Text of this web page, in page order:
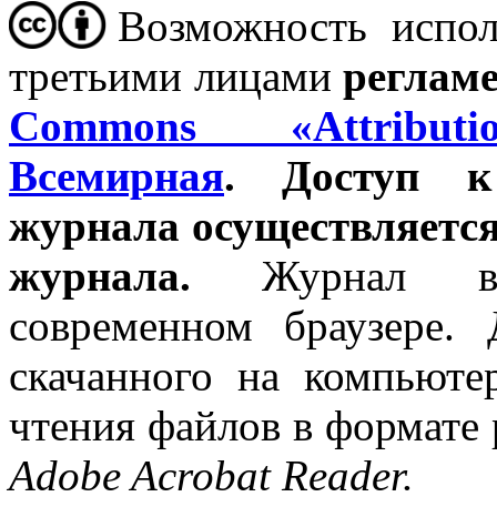
Возможность
третьими лицами
Commons
Всемирная. Доступ к
журнала
журнала. Журнал
современном
скачанного на
чтения файлов в
Adobe Acrobat Reader.